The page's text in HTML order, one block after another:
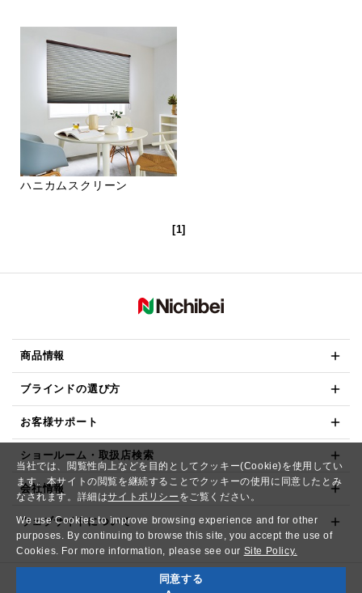
当社では、閲覧性向上などを目的としてクッキー(Cookie)を使用してい
ます。本サイトの閲覧を継続することでクッキーの使用に同意したとみ
なされます。詳細はサイトポリシー をご覧ください。
We use Cookies to improve browsing experience and for other
purposes. By continuing to browse this site, you accept the use of
Cookies. For more information, please see our Site Policy.
同意する
ハニカムスクリーン
[1]
商品情報
ブラインドの選び方
お客様サポート
ショールーム・取扱店検索
会社情報
ウェブサイトについて
Copyright© NICHIBEI CO.,LTD. All Rights Reserved.